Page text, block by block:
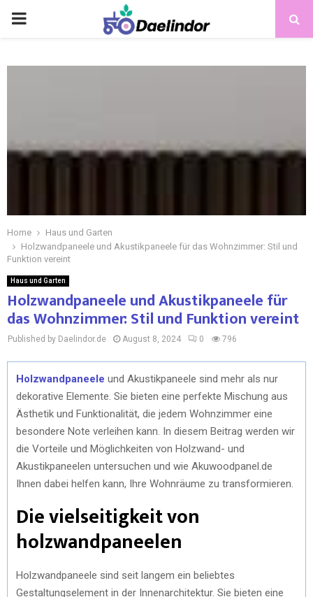
Home
Haus und Garten
Holzwandpaneele und Akustikpaneele für das Wohnzimmer: Stil und
Funktion vereint
Haus und Garten
Holzwandpaneele und Akustikpaneele für
das Wohnzimmer: Stil und Funktion vereint
Published by Daelindor.de August 8, 2024 0 796
Holzwandpaneele und Akustikpaneele sind mehr als nur
dekorative Elemente. Sie bieten eine perfekte Mischung aus
Ästhetik und Funktionalität, die jedem Wohnzimmer eine
besondere Note verleihen kann. In diesem Beitrag werden wir
die Vorteile und Möglichkeiten von Holzwand- und
Akustikpaneelen untersuchen und wie Akuwoodpanel.de
Ihnen dabei helfen kann, Ihre Wohnräume zu transformieren.
Die vielseitigkeit von
holzwandpaneelen
Holzwandpaneele sind seit langem ein beliebtes
Gestaltungselement in der Innenarchitektur. Sie bieten eine